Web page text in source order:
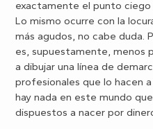
exactamente el punto
Lo mismo ocurre con la
más agudos, no cabe duda.
es, supuestamente, menos
a dibujar una línea de
profesionales que lo hacen
hay nada en este mundo
dispuestos a nacer por